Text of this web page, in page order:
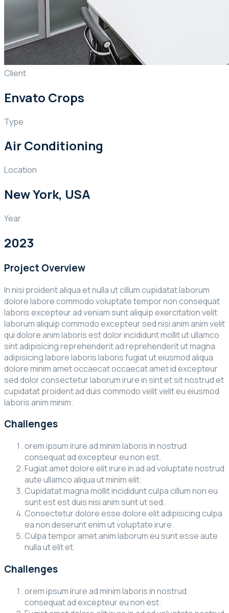
Client
Envato Crops
Type
Air Conditioning
Location
New York, USA
Year
2023
Project Overview
In nisi proident aliqua et nulla ut cillum cupidatat laborum
dolore labore commodo voluptate tempor non consequat
laboris excepteur ad veniam sunt aliquip exercitation velit
laborum aliquip commodo excepteur sed nisi anim anim velit
qui dolore anim laboris est dolor incididunt mollit ut ullamco
sint adipisicing reprehenderit ad reprehenderit ut magna
adipisicing labore laboris laboris fugiat ut eiusmod aliqua
dolore minim amet occaecat occaecat amet id excepteur
sed dolor consectetur laborum irure in sint et sit nostrud et
cupidatat proident ad duis commodo velit velit eu eiusmod
laboris anim minim.
Challenges
orem ipsum irure ad minim laboris in nostrud
consequat ad excepteur eu non est.
Fugiat amet dolore elit irure in ad ad voluptate nostrud
aute ullamco aliqua ut minim elit.
Cupidatat magna mollit incididunt culpa cillum non eu
sunt est est duis nisi anim sunt ut sed.
Consectetur dolore esse dolore elit adipisicing culpa
ea non deserunt enim ut voluptate irure.
Culpa tempor amet anim laborum eu sunt esse aute
nulla ut elit et.
Challenges
orem ipsum irure ad minim laboris in nostrud
consequat ad excepteur eu non est.